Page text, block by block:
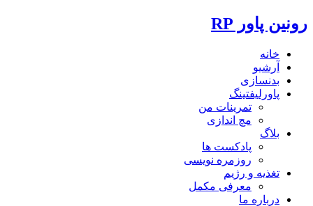
رونین پاور RP
خانه
آرشیو
بدنسازی
پاورلیفتینگ
تمرینات من
مچ اندازی
بلاگ
پادکست ها
روزمره نویسی
تغذیه و رژیم
معرفی مکمل
درباره ما